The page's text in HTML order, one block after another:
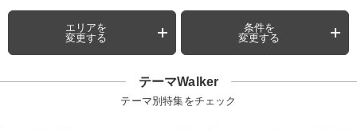
エリアを
変更する
条件を
変更する
テーマWalker
テーマ別特集をチェック